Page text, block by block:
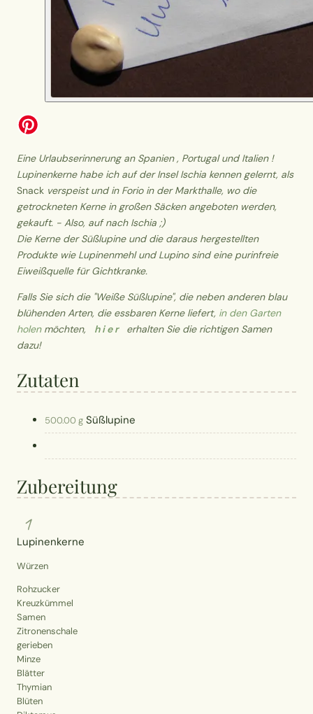
Eine Urlaubserinnerung an Spanien , Portugal und Italien !
Lupinenkerne habe ich auf der Insel Ischia kennen gelernt, als
Snack verspeist und in Forio in der Markthalle, wo die
getrockneten Kerne in großen Säcken angeboten werden,
gekauft. - Also, auf nach Ischia ;)
Die Kerne der Süßlupine und die daraus hergestellten
Produkte wie Lupinenmehl und Lupino sind eine purinfreie
Eiweißquelle für Gichtkranke.
Falls Sie sich die "Weiße Süßlupine", die neben anderen blau
blühenden Arten, die essbaren Kerne liefert, in den Garten
holen möchten, h i e r
erhalten Sie die richtigen Samen
dazu!
Zutaten
500.00 g Süßlupine
Zubereitung
1
Lupinenkerne
Würzen
Rohzucker
Kreuzkümmel
Samen
Zitronenschale
gerieben
Minze
Blätter
Thymian
Blüten